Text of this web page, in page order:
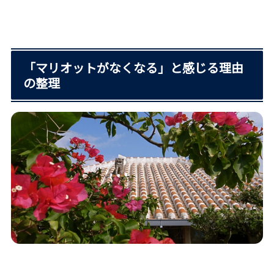
「マリオットがなくなる」と感じる理由
の整理